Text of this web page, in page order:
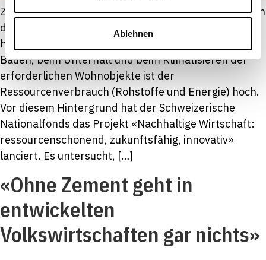
Ablehnen
Zwischen 1990 und 2021 stieg die Wohnungsfläche in
der Schweiz um 54 Prozent, die Bevölkerung
hingegen nur um 31 Prozent. Insbesondere beim
Bauen, beim Unterhalt und beim Klimatisieren der
erforderlichen Wohnobjekte ist der
Ressourcenverbrauch (Rohstoffe und Energie) hoch.
Vor diesem Hintergrund hat der Schweizerische
Nationalfonds das Projekt «Nachhaltige Wirtschaft:
ressourcenschonend, zukunftsfähig, innovativ»
lanciert. Es untersucht, […]
«Ohne Zement geht in
entwickelten
Volkswirtschaften gar nichts»